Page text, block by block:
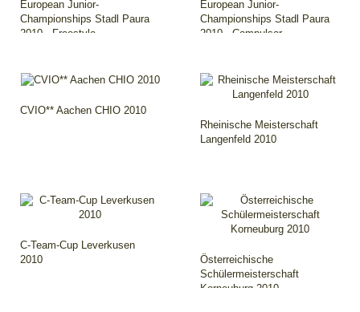
European Junior-
Championships Stadl Paura
2010 - Freestyle
European Junior-
Championships Stadl Paura
2010 - Compulsor..
CVIO** Aachen CHIO 2010
Rheinische Meisterschaft
Langenfeld 2010
C-Team-Cup Leverkusen
2010
Österreichische
Schülermeisterschaft
Korneuburg 2010